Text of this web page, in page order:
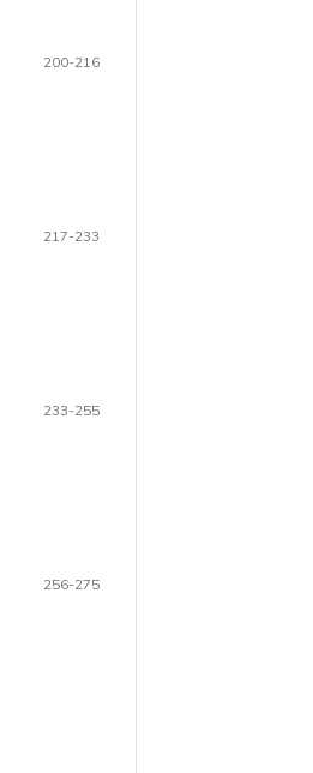
200-216
217-233
233-255
256-275